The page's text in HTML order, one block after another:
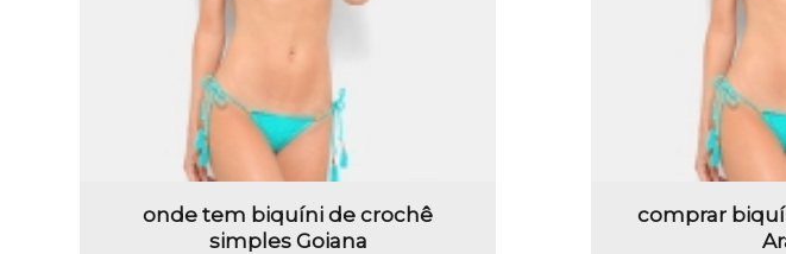
onde tem biquíni de crochê
simples Goiana
comprar